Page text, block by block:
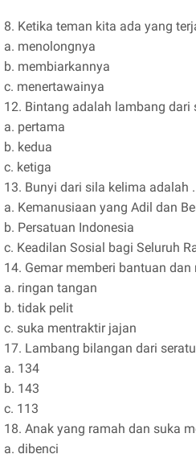
8. Ketika teman kita ada yang
a. menolongnya
b. membiarkannya
c. menertawainya
12. Bintang adalah lambang dari
a. pertama
b. kedua
c. ketiga
13. Bunyi dari sila kelima adalah
a. Kemanusiaan yang Adil dan
b. Persatuan Indonesia
c. Keadilan Sosial bagi Seluruh
14. Gemar memberi bantuan
a. ringan tangan
b. tidak pelit
c. suka mentraktir jajan
17. Lambang bilangan dari
a. 134
b. 143
c. 113
18. Anak yang ramah dan suka
a. dibenci